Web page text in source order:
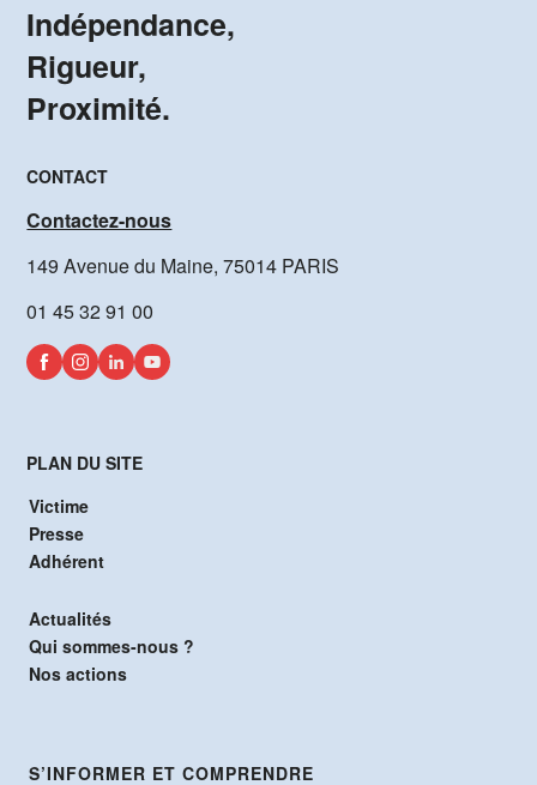
Indépendance,
Rigueur,
Proximité.
CONTACT
Contactez-nous
149 Avenue du Maine, 75014 PARIS
01 45 32 91 00
PLAN DU SITE
Victime
Presse
Adhérent
Actualités
Qui sommes-nous ?
Nos actions
S’INFORMER ET COMPRENDRE